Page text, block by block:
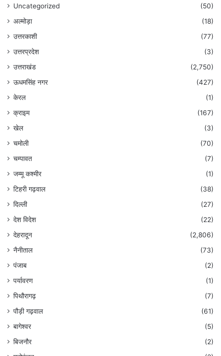
Uncategorized
(50)
अल्मोड़ा
(18)
उत्तरकाशी
(77)
उत्तरप्रदेश
(3)
उत्तराखंड
(2,750)
ऊधमसिंह नगर
(427)
केरल
(1)
क्राइम
(167)
खेल
(3)
चमोली
(70)
चम्पावत
(7)
जम्मू कश्मीर
(1)
टिहरी गढ़वाल
(38)
दिल्ली
(27)
देश विदेश
(22)
देहरादून
(2,806)
नैनीताल
(73)
पंजाब
(2)
पर्यावरण
(1)
पिथौरागढ़
(7)
पौड़ी गढ़वाल
(61)
बागेश्वर
(5)
बिजनौर
(2)